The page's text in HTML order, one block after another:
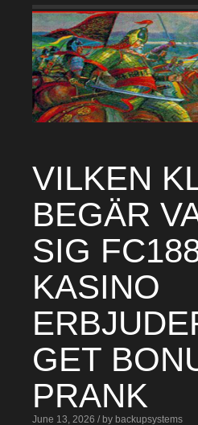
VILKEN
BEGÄR
SIG
KASINO
GET
PRANK
June 13, 2026 / by backupsystems